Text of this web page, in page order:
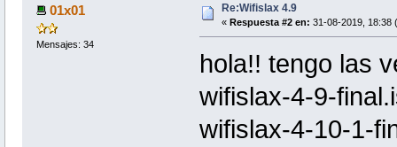
01x01
Mensajes: 34
Re:Wifislax 4.9
« Respuesta #2 en: 31-08-2019, 18:38
hola!! tengo las
wifislax-4-9-
wifislax-4-10-1-